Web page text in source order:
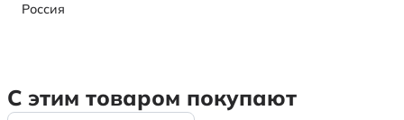
Россия
С этим товаром покупают